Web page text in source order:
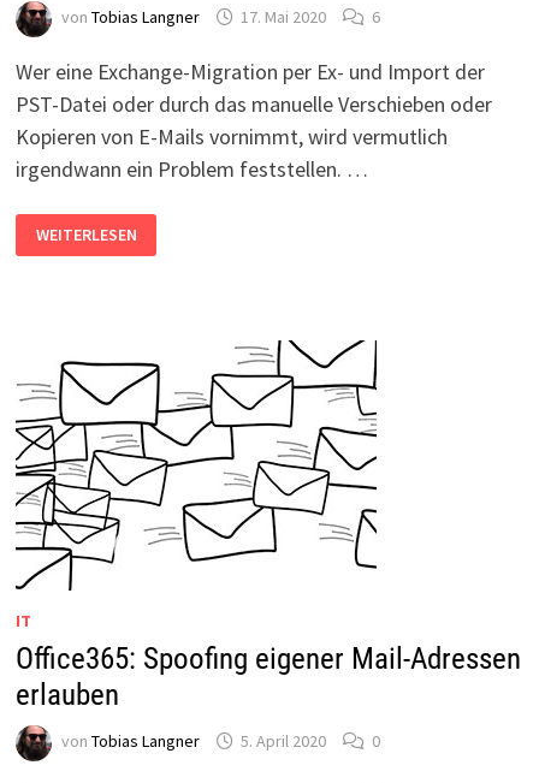
von Tobias Langner 17. Mai 2020 6
Wer eine Exchange-Migration per Ex- und Import der
PST-Datei oder durch das manuelle Verschieben oder
Kopieren von E-Mails vornimmt, wird vermutlich
irgendwann ein Problem feststellen. …
OFFICE365/EXCHANGE:
NACHRICHT
KONNTE
UND
X500
WEITERLESEN
IT
Office365: Spoofing eigener Mail-Adressen
erlauben
von Tobias Langner 5. April 2020 0